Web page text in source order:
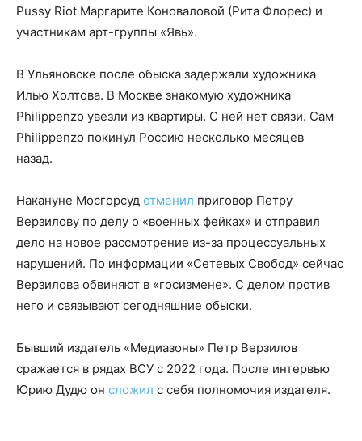
Pussy Riot Маргарите Коноваловой (Рита Флорес) и
участникам арт-группы «Явь».
В Ульяновске после обыска задержали художника
Илью Холтова. В Москве знакомую художника
Philippenzo увезли из квартиры. С ней нет связи. Сам
Philippenzo покинул Россию несколько месяцев
назад.
Накануне Мосгорсуд отменил приговор Петру
Верзилову по делу о «военных фейках» и отправил
дело на новое рассмотрение из-за процессуальных
нарушений. По информации «Сетевых Свобод» сейчас
Верзилова обвиняют в «госизмене». С делом против
него и связывают сегодняшние обыски.
Бывший издатель «Медиазоны» Петр Верзилов
сражается в рядах ВСУ с 2022 года. После интервью
Юрию Дудю он сложил с себя полномочия издателя.